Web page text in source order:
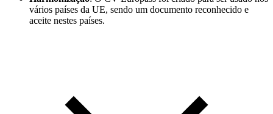
vários países da UE, sendo um documento reconhecido e
aceite nestes países.